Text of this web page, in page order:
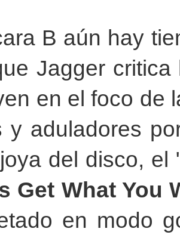
B aún hay
Jagger
en el foco de
y aduladores
del disco,
Get What You
en modo